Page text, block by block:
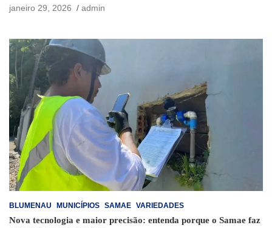
janeiro 29, 2026
admin
BLUMENAU MUNICÍPIOS SAMAE VARIEDADES
Nova tecnologia e maior precisão: entenda porque o Samae faz